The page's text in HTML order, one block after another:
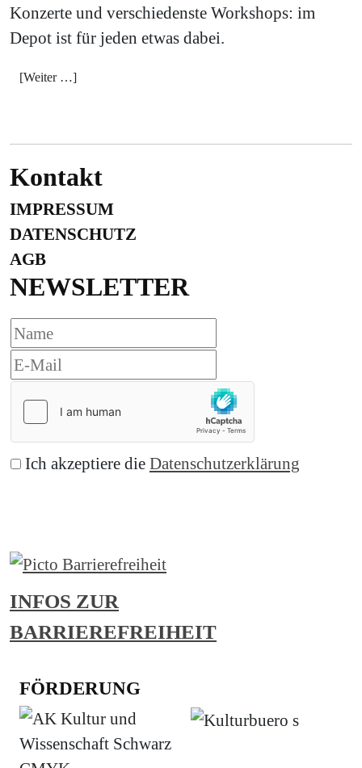
Konzerte und verschiedenste Workshops: im
Depot ist für jeden etwas dabei.
[Weiter …]
Kontakt
IMPRESSUM
DATENSCHUTZ
AGB
NEWSLETTER
Ich akzeptiere die Datenschutzerklärung
INFOS ZUR
BARRIEREFREIHEIT
FÖRDERUNG